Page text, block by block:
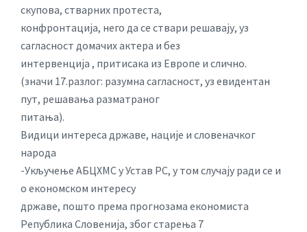
скупова, стварних протеста,
конфронтација, него да се ствари решавају, уз
сагласност домачих актера и без
интервенција , притисака из Европе и слично.
(значи 17.разлог: разумна сагласност, уз евидентан
пут, решавања разматраног
питања).
Видици интереса државе, нације и словеначког
народа
-Укључење АБЦХМС у Устав РС, у том случају ради се и
о економском интересу
државе, пошто према прогнозама економиста
Република Словенија, због старења 7